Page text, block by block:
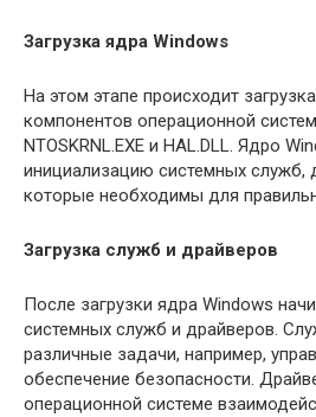
Загрузка ядра Windows
На этом этапе происходит
компонентов операционной
NTOSKRNL.EXE и HAL.DLL. Ядро
инициализацию системных служб,
которые необходимы для
Загрузка служб и драйверов
После загрузки ядра Windows
системных служб и драйверов.
различные задачи, например,
обеспечение безопасности.
операционной системе